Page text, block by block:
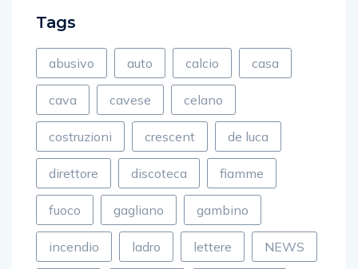
Tags
abusivo auto calcio casa
cava cavese celano
costruzioni crescent de luca
direttore discoteca fiamme
fuoco gagliano gambino
incendio ladro lettere NEWS